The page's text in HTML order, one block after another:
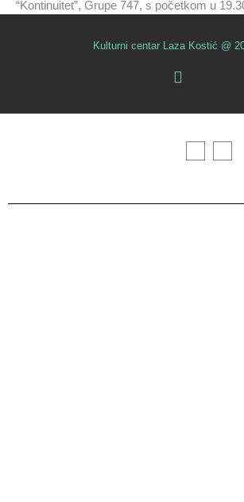
“Kontinuitet”, Grupe 747, s početkom u
Kulturni centar Laza Kostić @